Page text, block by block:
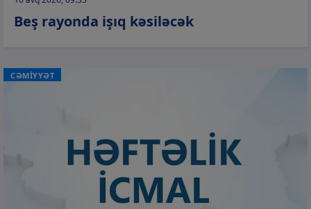
Beş rayonda işıq kəsiləcək
CƏMİYYƏT